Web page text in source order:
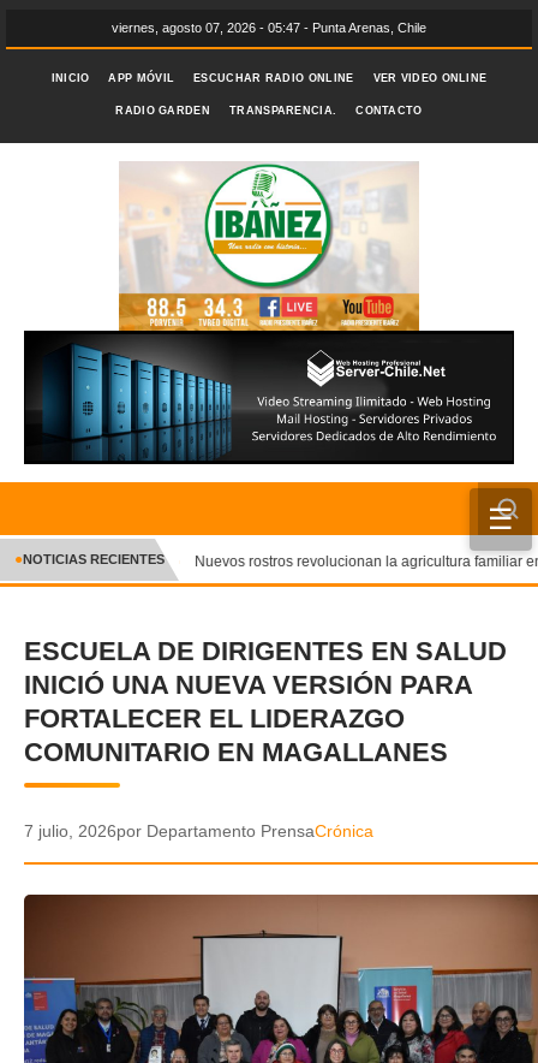
viernes, agosto 07, 2026 - 05:47 - Punta Arenas, Chile
INICIO APP MÓVIL ESCUCHAR RADIO ONLINE VER VIDEO ONLINE
RADIO GARDEN TRANSPARENCIA. CONTACTO
☰
INICIO
CRÓNICA
DEPORTES
ENTRETENIMIENTO Y CULTURA
POLICIAL
GALERIA DE FOTOS
APP MÓVIL
✕
●NOTICIAS RECIENTES Nuevos rostros revolucionan la agricultura familiar
ESCUELA DE DIRIGENTES EN SALUD
INICIÓ UNA NUEVA VERSIÓN PARA
FORTALECER EL LIDERAZGO
COMUNITARIO EN MAGALLANES
7 julio, 2026por Departamento PrensaCrónica